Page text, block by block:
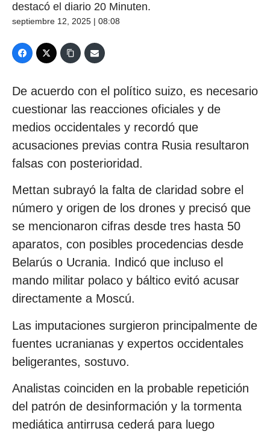
destacó el diario 20 Minuten.
septiembre 12, 2025 | 08:08
De acuerdo con el político suizo, es necesario
cuestionar las reacciones oficiales y de
medios occidentales y recordó que
acusaciones previas contra Rusia resultaron
falsas con posterioridad.
Mettan subrayó la falta de claridad sobre el
número y origen de los drones y precisó que
se mencionaron cifras desde tres hasta 50
aparatos, con posibles procedencias desde
Belarús o Ucrania. Indicó que incluso el
mando militar polaco y báltico evitó acusar
directamente a Moscú.
Las imputaciones surgieron principalmente de
fuentes ucranianas y expertos occidentales
beligerantes, sostuvo.
Analistas coinciden en la probable repetición
del patrón de desinformación y la tormenta
mediática antirrusa cederá para luego